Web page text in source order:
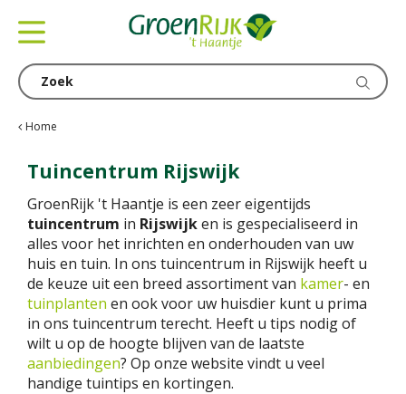
Home
Tuincentrum Rijswijk
GroenRijk 't Haantje is een zeer eigentijds
tuincentrum in Rijswijken is gespecialiseerd in
alles voor het inrichten en onderhouden van uw
huis en tuin. In ons tuincentrum in Rijswijk heeft u
de keuze uit een breed assortiment van kamer- en
tuinplanten en ook voor uw huisdier kunt u prima
in ons tuincentrum terecht. Heeft u tips nodig of
wilt u op de hoogte blijven van de laatste
aanbiedingen? Op onze website vindt u veel
handige tuintips en kortingen.